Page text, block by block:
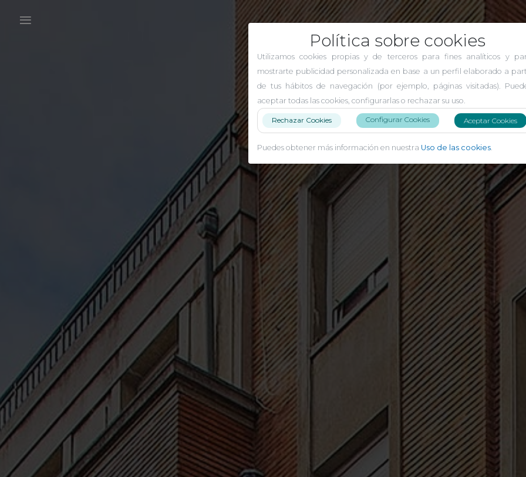
Política sobre cookies
Utilizamos cookies propias y de terceros para fines analíticos y
mostrarte publicidad personalizada en base a un perfil elaborado a
de tus hábitos de navegación (por ejemplo, páginas visitadas).
aceptar todas las cookies, configurarlas o rechazar su uso.
Rechazar Cookies Configurar Cookies Aceptar Cookies
Puedes obtener más información en nuestra Uso de las cookies